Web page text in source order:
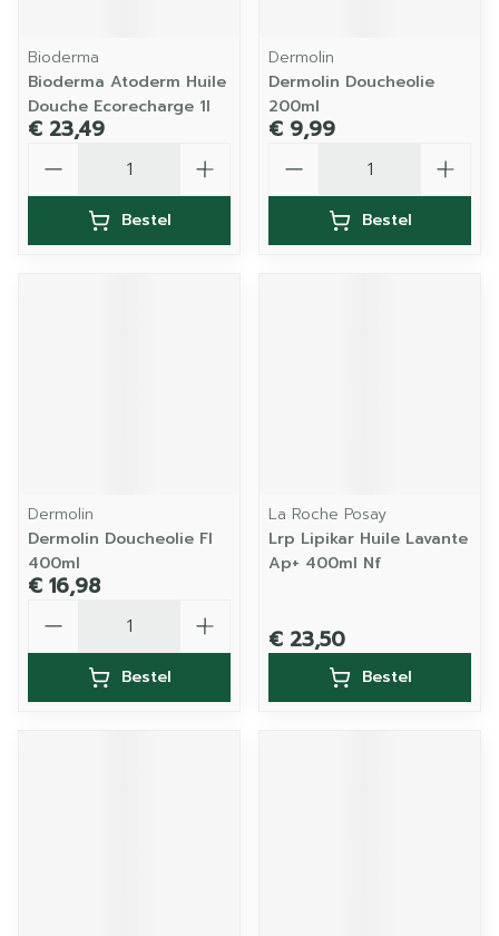
Bioderma
Bioderma Atoderm Huile
Douche Ecorecharge 1l
€ 23,49
Bestel
Dermolin
Dermolin Doucheolie
200ml
€ 9,99
Bestel
Dermolin
Dermolin Doucheolie Fl
400ml
€ 16,98
Bestel
La Roche Posay
Lrp Lipikar Huile Lavante
Ap+ 400ml Nf
€ 23,50
Bestel